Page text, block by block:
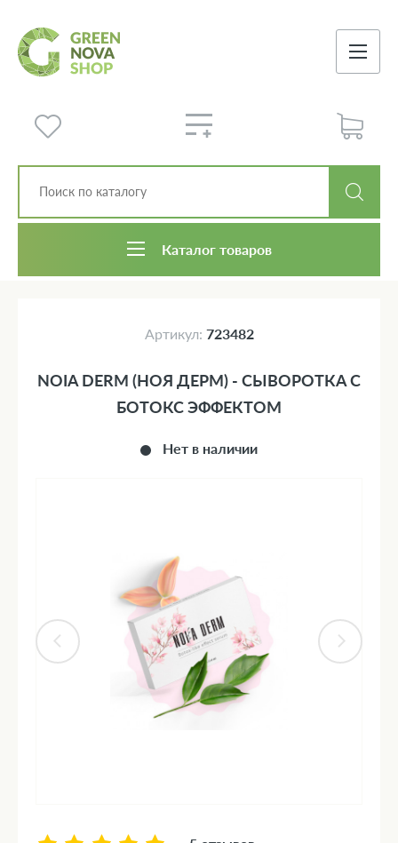
Каталог товаров
Артикул: 723482
Нет в наличии
NOIA DERM (НОЯ ДЕРМ) - СЫВОРОТКА С
БОТОКС ЭФФЕКТОМ